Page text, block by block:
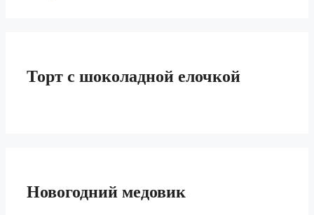
Торт с шоколадной елочкой
Новогодний медовик